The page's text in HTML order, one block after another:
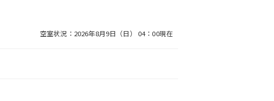
空室状況：2026年8月9日（日） 04：00現在